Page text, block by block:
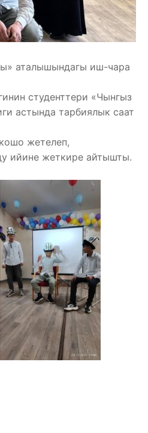
аталышындагы иш-чара
студенттери «Чынгыз
астында тарбиялык саат
жетелеп,
ийине жеткире айтышты.